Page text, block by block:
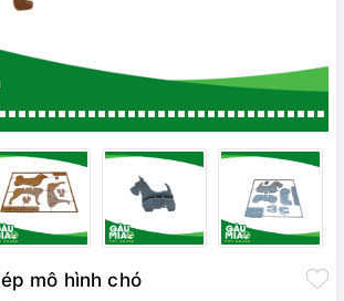
mô hình chó